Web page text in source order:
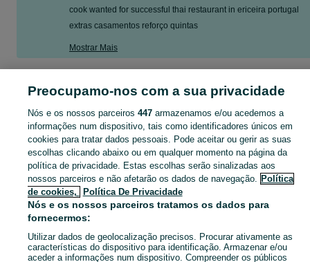
cook wanted for successful thai restaurant in ericeira portugal
extras casamentos reforço quintas
Mostrar Mais
Mapa do site
Mapa das freguesias
Mapa de mini-sites
Pesquisas populares
Preocupamo-nos com a sua privacidade
Nós e os nossos parceiros 447armazenamos e/ou acedemos a
informações num dispositivo, tais como identificadores únicos em
cookies para tratar dados pessoais. Pode aceitar ou gerir as suas
escolhas clicando abaixo ou em qualquer momento na página da
política de privacidade. Estas escolhas serão sinalizadas aos
nossos parceiros e não afetarão os dados de navegação. Política
de cookies,
Política De Privacidade
Nós e os nossos parceiros tratamos os dados para
fornecermos:
Utilizar dados de geolocalização precisos. Procurar ativamente as
características do dispositivo para identificação. Armazenar e/ou
aceder a informações num dispositivo. Compreender os públicos